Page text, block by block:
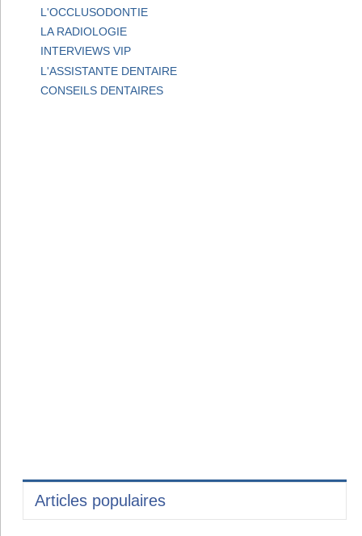
L'OCCLUSODONTIE
LA RADIOLOGIE
INTERVIEWS VIP
L'ASSISTANTE DENTAIRE
CONSEILS DENTAIRES
Articles populaires